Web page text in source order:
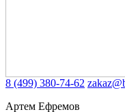
8 (499) 380-74-62
Артем Ефремов